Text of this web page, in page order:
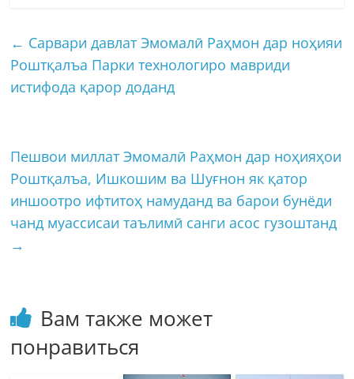
← Сарвари давлат Эмомалӣ Раҳмон дар ноҳияи
Роштқалъа Парки технологиро мавриди
истифода қарор доданд
Пешвои миллат Эмомалӣ Раҳмон дар ноҳияҳои
Роштқалъа, Ишкошим ва Шуғнон як қатор
иншоотро ифтитоҳ намуданд ва барои бунёди
чанд муассисаи таълимӣ санги асос гузоштанд
→
Вам также может
понравиться